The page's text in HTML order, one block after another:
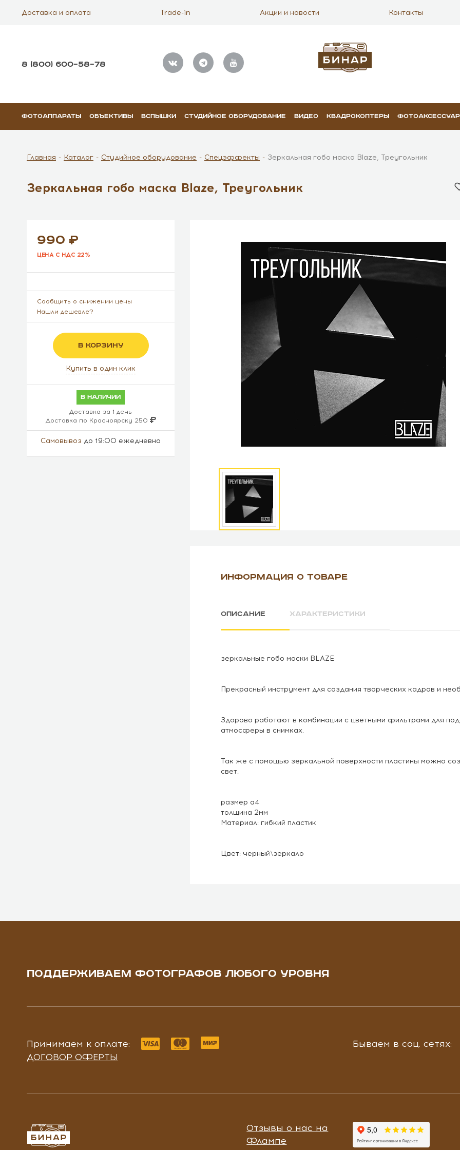
Доставка и оплата Trade-in Акции и новости Контакты
8 (800) 600–58–78
ФОТОАППАРАТЫ ОБЪЕКТИВЫ ВСПЫШКИ СТУДИЙНОЕ ОБОРУДОВАНИЕ ВИДЕО КВАДРОКОПТЕРЫ
Главная Каталог Студийное оборудование Спецэффекты Зеркальная гобо маска Blaze, Треугольник
Зеркальная гобо маска Blaze, Треугольник
990
ЦЕНА С НДС 22%
Сообщить о снижении цены
Нашли дешевле?
В КОРЗИНУ
Купить в один клик
в наличии
Доставка за 1 день
Доставка по Красноярску 250
Самовывоз до 19:00 ежедневно
ИНФОРМАЦИЯ О ТОВАРЕ
ОПИСАНИЕ ХАРАКТЕРИСТИКИ
зеркальные гобо маски BLAZE
Прекрасный инструмент для создания творческих кадров и
Здорово работают в комбинации с цветными фильтрами для
атмосферы в снимках.
Так же с помощью зеркальной поверхности пластины можно
свет.
размер а4
толщина 2мм
Материал: гибкий пластик
Цвет: черный\зеркало
ПОДДЕРЖИВАЕМ ФОТОГРАФОВ ЛЮБОГО УРОВНЯ
Принимаем к оплате: Бываем в соц. сетях:
ДОГОВОР ОФЕРТЫ
Отзывы о нас на
Флампе